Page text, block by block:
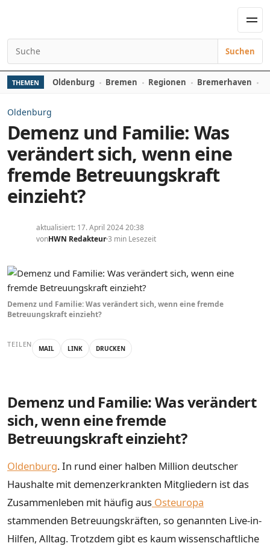
Suchen nach:
Suchen
THEMEN Oldenburg Bremen Regionen Bremerhaven
Oldenburg
Demenz und Familie: Was
verändert sich, wenn eine
fremde Betreuungskraft
einzieht?
aktualisiert: 17. April 2024 20:38
vonHWN Redakteur3 min Lesezeit
Demenz und Familie: Was verändert sich, wenn eine fremde
Betreuungskraft einzieht?
TEILEN MAIL LINK DRUCKEN
Demenz und Familie: Was verändert
sich, wenn eine fremde
Betreuungskraft einzieht?
Oldenburg. In rund einer halben Million deutscher
Haushalte mit demenzerkrankten Mitgliedern ist das
Zusammenleben mit häufig aus Osteuropa
stammenden Betreuungskräften, so genannten Live-in-
Hilfen, Alltag. Trotzdem gibt es kaum wissenschaftliche